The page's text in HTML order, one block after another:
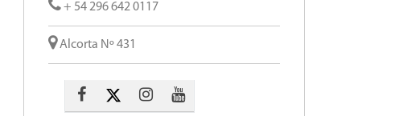
+ 54 296 642 0117
Alcorta Nº 431